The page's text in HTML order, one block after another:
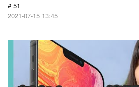
# 51
2021-07-15 13:45